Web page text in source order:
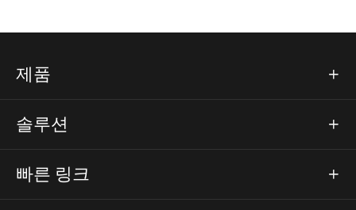
제품 
솔루션 
빠른 링크 